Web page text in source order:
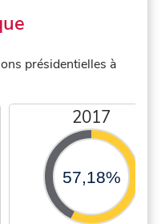
présidentielles à
2017
57,18%